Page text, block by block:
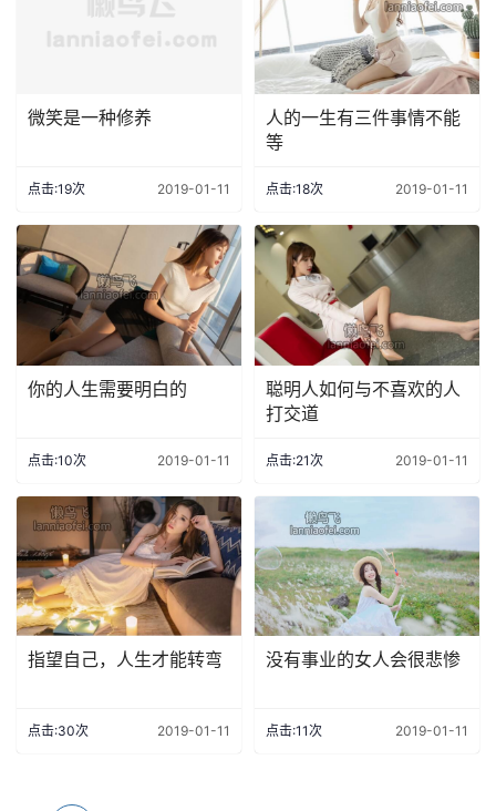
微笑是一种修养
点击:19次 2019-01-11
人的一生有三件事情不能
等
点击:18次 2019-01-11
你的人生需要明白的
点击:10次 2019-01-11
聪明人如何与不喜欢的人
打交道
点击:21次 2019-01-11
指望自己，人生才能转弯
点击:30次 2019-01-11
没有事业的女人会很悲惨
点击:11次 2019-01-11